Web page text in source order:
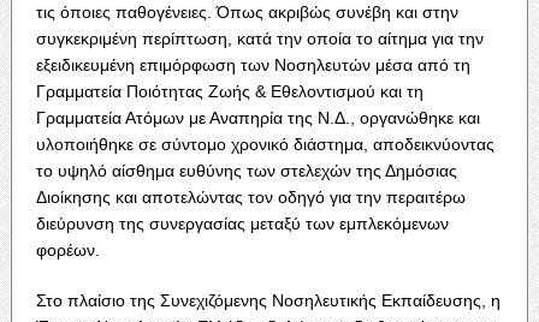
τις όποιες παθογένειες. Όπως ακριβώς συνέβη και στην
συγκεκριμένη περίπτωση, κατά την οποία το αίτημα για την
εξειδικευμένη επιμόρφωση των Νοσηλευτών μέσα από τη
Γραμματεία Ποιότητας Ζωής & Εθελοντισμού και τη
Γραμματεία Ατόμων με Αναπηρία της Ν.Δ., οργανώθηκε και
υλοποιήθηκε σε σύντομο χρονικό διάστημα, αποδεικνύοντας
το υψηλό αίσθημα ευθύνης των στελεχών της Δημόσιας
Διοίκησης και αποτελώντας τον οδηγό για την περαιτέρω
διεύρυνση της συνεργασίας μεταξύ των εμπλεκόμενων
φορέων.
Στο πλαίσιο της Συνεχιζόμενης Νοσηλευτικής Εκπαίδευσης, η